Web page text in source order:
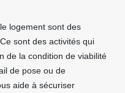
logement sont des
sont des activités qui
de la condition de viabilité
de pose ou de
aide à sécuriser